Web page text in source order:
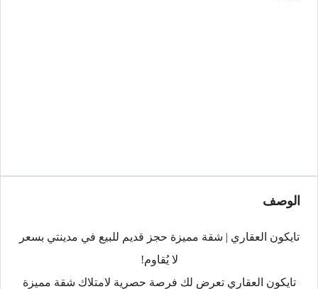
الوصف
تايكون العقاري | شقة مميزة حجز قديم للبيع في مدينتي بسعر
لا يُقاوم!
تايكون العقاري تعرض لك فرصة حصرية لامتلاك شقة مميزة